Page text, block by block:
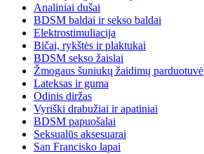
Analiniai dušai
BDSM baldai ir sekso baldai
Elektrostimuliacija
Bičai, rykštės ir plaktukai
BDSM sekso žaislai
Žmogaus šuniukų žaidimų parduotuvė
Lateksas ir guma
Odinis diržas
Vyriški drabužiai ir apatiniai
BDSM papuošalai
Seksualūs aksesuarai
San Francisko lapai